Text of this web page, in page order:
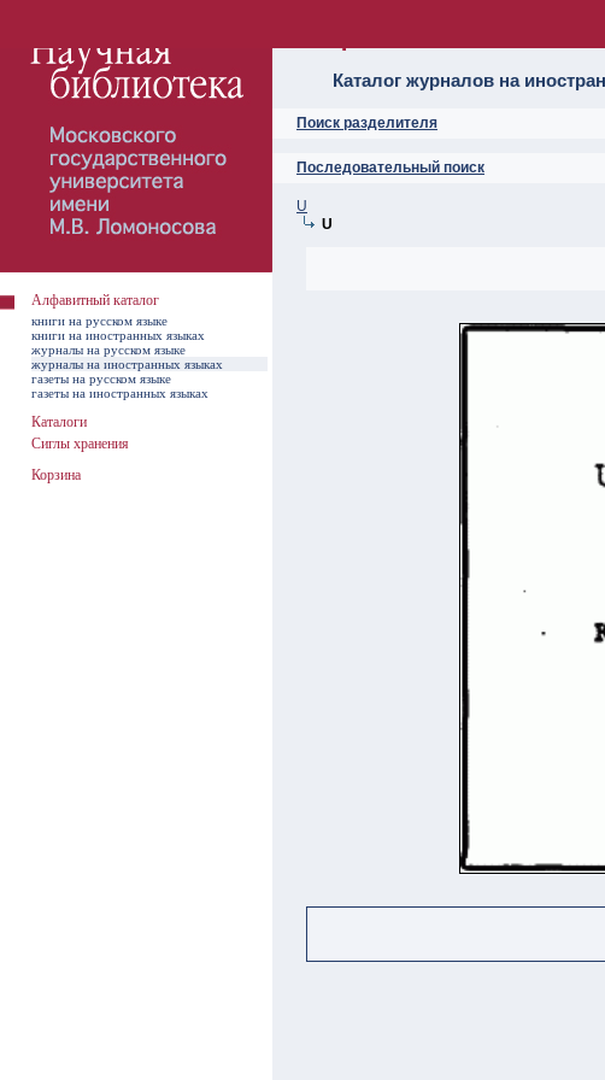
Каталог журналов на
Поиск разделителя
Последовательный поиск
U
U
Алфавитный каталог
книги на русском языке
книги на иностранных языках
журналы на русском языке
журналы на иностранных языках
газеты на русском языке
газеты на иностранных языках
Каталоги
Сиглы хранения
Корзина